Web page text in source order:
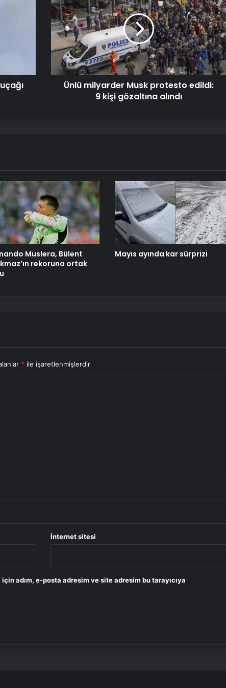
NPU Demir Fiyatları ve Hurda NPU
Hesap Mantığı
Serjoy : Dijital Medya Ajansı, Google
Reklam Ajansı, SEO Ajansı ve Web
Savunma Sanayinde Güncel, Doğru
ve Teknik Haberler
Musk
protesto
edildi:
kişi
gözaltına
alındı
Ünlü milyarder Musk protesto edildi:
9 kişi gözaltına alındı
Muslera, Bülent
rekoruna ortak
Mayıs ayında kar sürprizi
* ile işaretlenmişlerdir
İnternet sitesi
adım, e-posta adresim ve site adresim bu tarayıcıya